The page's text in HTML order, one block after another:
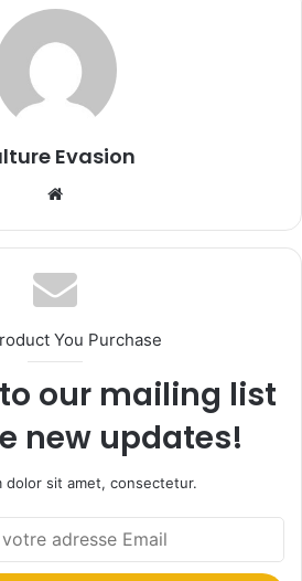
Evasion
te
You Purchase
our mailing list
new updates!
dolor sit amet, consectetur.